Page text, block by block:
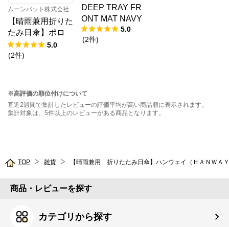
ムーンバット株式会社
【晴雨兼用折りた
たみ日傘】ポロ
ラルフ ローレン
(POLO RALPH L
遮光 楽々開閉 UV
晴雨兼用
5.0
(2件)
DEEP TRAY FR
ONT MAT NAVY
5.0
(2件)
※高評価の順位付けについて
直近2週間で集計したレビューの評価平均が高い商品順に表示されます。
集計対象は、5件以上のレビューがある商品となります。
TOP 雑貨
商品・レビューを探す
カテゴリから探す